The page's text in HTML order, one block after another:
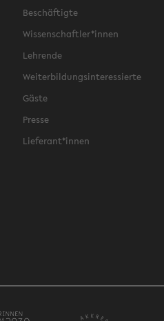
Beschäftigte
Wissenschaftler*innen
Lehrende
Weiterbildungsinteressierte
Gäste
Presse
Lieferant*innen